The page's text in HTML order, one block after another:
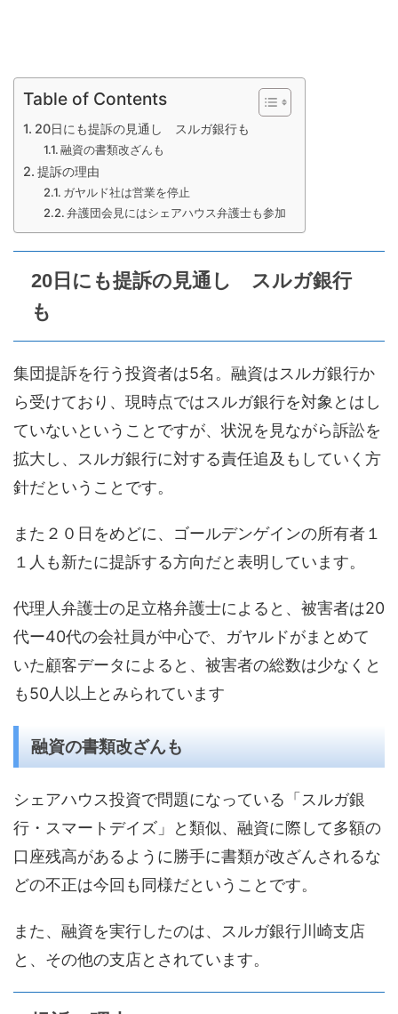
Table of Contents
20日にも提訴の見通し スルガ銀行も
融資の書類改ざんも
提訴の理由
ガヤルド社は営業を停止
弁護団会見にはシェアハウス弁護士も参加
20日にも提訴の見通し スルガ銀行
も
集団提訴を行う投資者は5名。融資はスルガ銀行か
ら受けており、現時点ではスルガ銀行を対象とはし
ていないということですが、状況を見ながら訴訟を
拡大し、スルガ銀行に対する責任追及もしていく方
針だということです。
また２０日をめどに、ゴールデンゲインの所有者１
１人も新たに提訴する方向だと表明しています。
代理人弁護士の足立格弁護士によると、被害者は20
代ー40代の会社員が中心で、ガヤルドがまとめて
いた顧客データによると、被害者の総数は少なくと
も50人以上とみられています
融資の書類改ざんも
シェアハウス投資で問題になっている「スルガ銀
行・スマートデイズ」と類似、融資に際して多額の
口座残高があるように勝手に書類が改ざんされるな
どの不正は今回も同様だということです。
また、融資を実行したのは、スルガ銀行川崎支店
と、その他の支店とされています。